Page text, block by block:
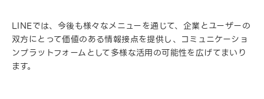
LINEでは、今後も様々なメニューを通じて、企業とユーザーの
双方にとって価値のある情報接点を提供し、コミュニケーショ
ンプラットフォームとして多様な活用の可能性を広げてまいり
ます。